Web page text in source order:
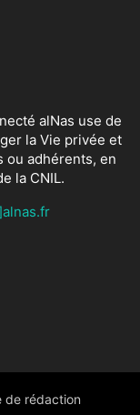
alNas use de
la Vie privée et
ou adhérents, en
la CNIL.
de rédaction